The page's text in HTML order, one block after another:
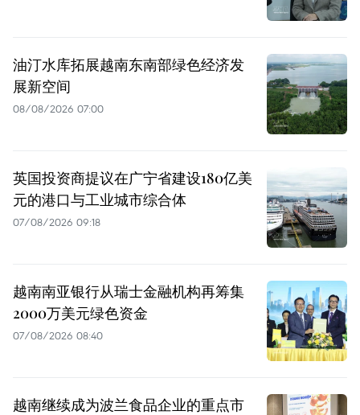
油汀水库拓展越南东南部绿色经济发
展新空间
08/08/2026 07:00
英国投资商提议在广宁省建设180亿美
元的港口与工业城市综合体
07/08/2026 09:18
越南南亚银行从瑞士金融机构再筹集
2000万美元绿色资金
07/08/2026 08:40
越南继续成为波兰食品企业的重点市